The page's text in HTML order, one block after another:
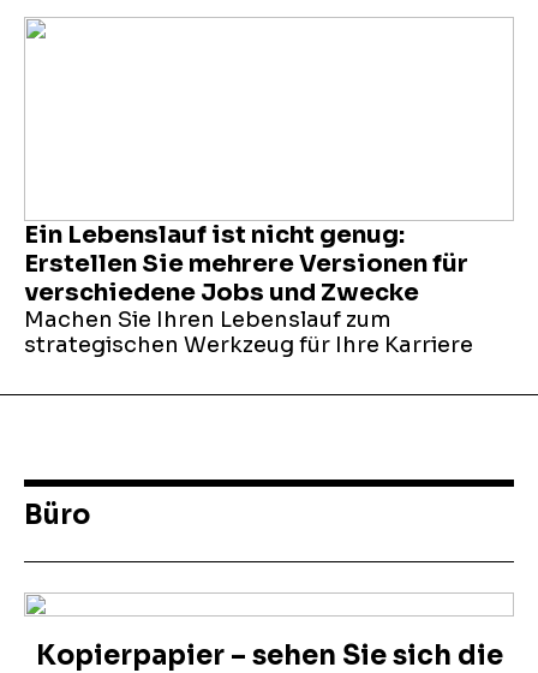
Ein Lebenslauf ist nicht genug:
Erstellen Sie mehrere Versionen für
verschiedene Jobs und Zwecke
Machen Sie Ihren Lebenslauf zum
strategischen Werkzeug für Ihre Karriere
Büro
Kopierpapier – sehen Sie sich die